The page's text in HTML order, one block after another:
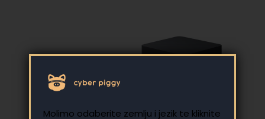
Molimo odaberite zemlju i jezik te kliknite